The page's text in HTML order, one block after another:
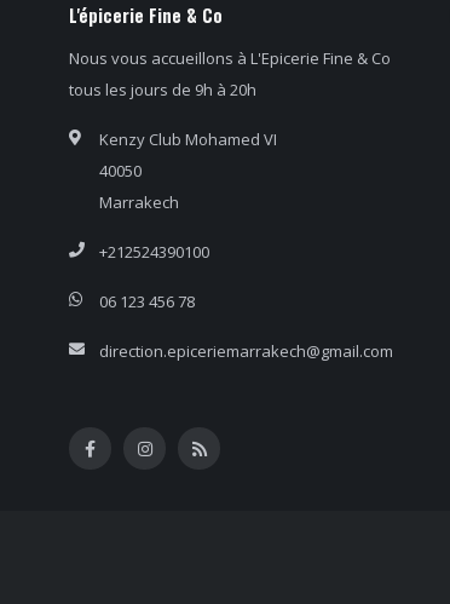
L'épicerie Fine & Co
Nous vous accueillons à L'Epicerie Fine & Co
tous les jours de 9h à 20h
Kenzy Club Mohamed VI
40050
Marrakech
+212524390100
06 123 456 78
direction.epiceriemarrakech@gmail.com